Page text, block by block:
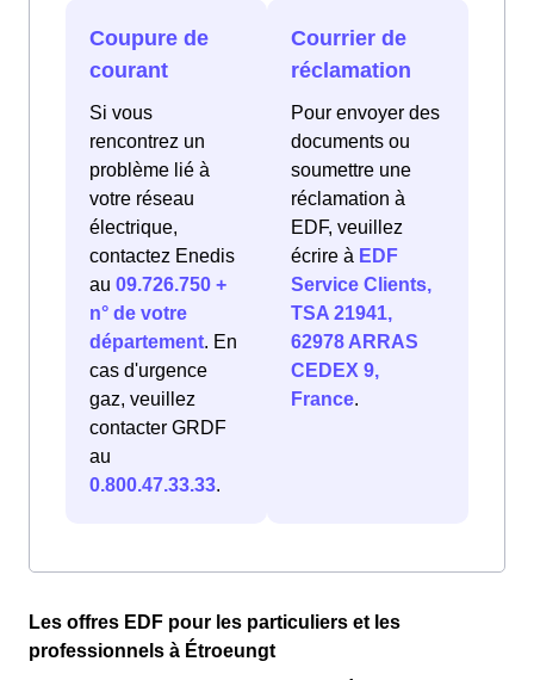
Coupure de
courant
Si vous
rencontrez un
problème lié à
votre réseau
électrique,
contactez Enedis
au 09.726.750 +
n° de votre
département. En
cas d'urgence
gaz, veuillez
contacter GRDF
au
0.800.47.33.33.
Courrier de
réclamation
Pour envoyer des
documents ou
soumettre une
réclamation à
EDF, veuillez
écrire à EDF
Service Clients,
TSA 21941,
62978 ARRAS
CEDEX 9,
France.
Les offres EDF pour les particuliers et les
professionnels à Étroeungt